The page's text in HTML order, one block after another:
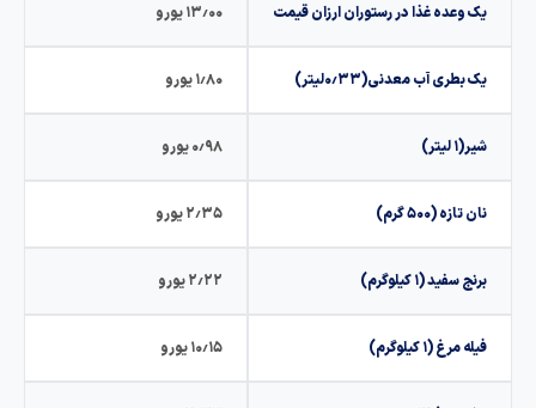
غذا در رستوران ارزان قیمت ۱۳٫۰۰ یورو
آب معدنی(۰٫۳۳لیتر)
(۱ کیلوگرم)